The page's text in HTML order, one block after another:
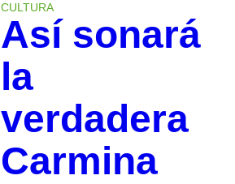
CULTURA
Así sonará
la
verdadera
Carmina